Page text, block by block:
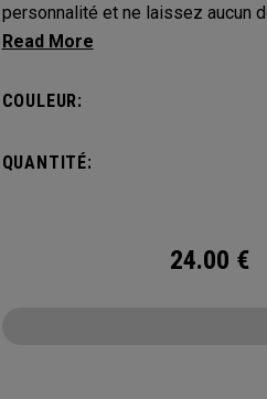
personnalité et ne laissez aucun
qui vous appartient. Protégez
COULEUR:
QUANTITÉ:
24.00 €